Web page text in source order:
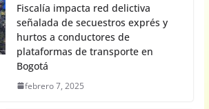
Fiscalía impacta red delictiva
señalada de secuestros exprés y
hurtos a conductores de
plataformas de transporte en
Bogotá
febrero 7, 2025